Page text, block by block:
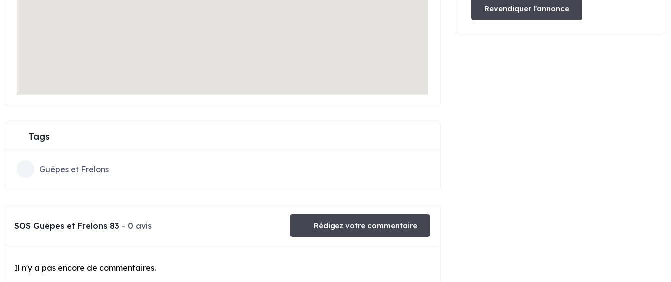
Tags
Guêpes et Frelons
SOS Guêpes et Frelons 83 0 avis Rédigez votre commentaire
Il n'y a pas encore de commentaires.
Revendiquer l'annonce